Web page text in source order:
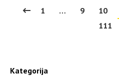
1 … 9 10
111
Kategorija